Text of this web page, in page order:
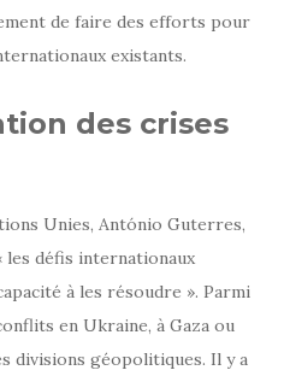
de faire des efforts pour
existants.
des crises
Unies, António Guterres,
les défis internationaux
à les résoudre ». Parmi
en Ukraine, à Gaza ou
divisions géopolitiques. Il y a